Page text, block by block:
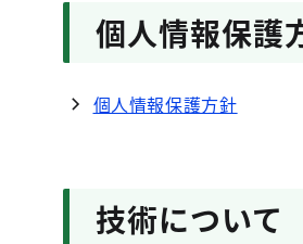
個人情報保護
個人情報保護方針
技術について